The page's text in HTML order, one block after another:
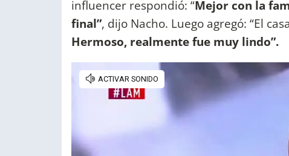
influencer respondió: “Mejor con la
final”, dijo Nacho. Luego agregó: “El
Hermoso, realmente fue muy lindo”.